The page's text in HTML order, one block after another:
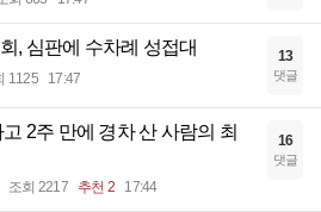
, 심판에 수차례 성접대
1125 17:47
13
댓글
2주 만에 경차 산 사람의 최
조회 2217 추천 2 17:44
16
댓글